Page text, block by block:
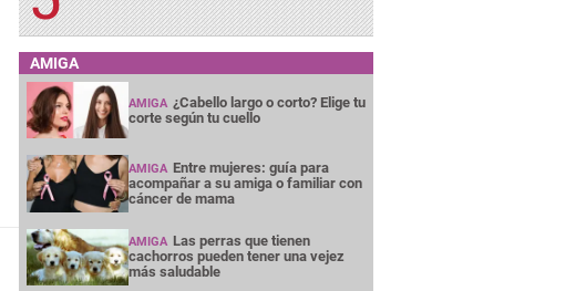
AMIGA
AMIGA ¿Cabello largo o corto? Elige tu
corte según tu cuello
AMIGA Entre mujeres: guía para
acompañar a su amiga o familiar con
cáncer de mama
AMIGA Las perras que tienen
cachorros pueden tener una vejez
más saludable